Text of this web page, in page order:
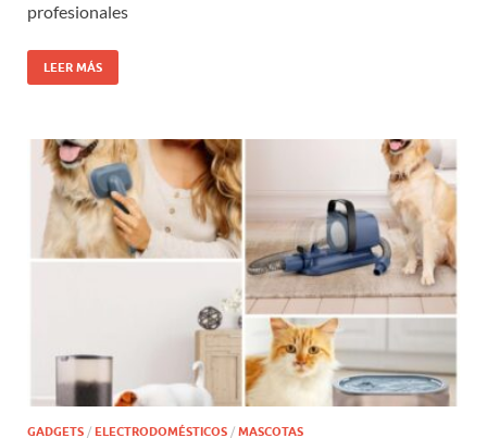
profesionales
LEER MÁS
GADGETS / ELECTRODOMÉSTICOS / MASCOTAS